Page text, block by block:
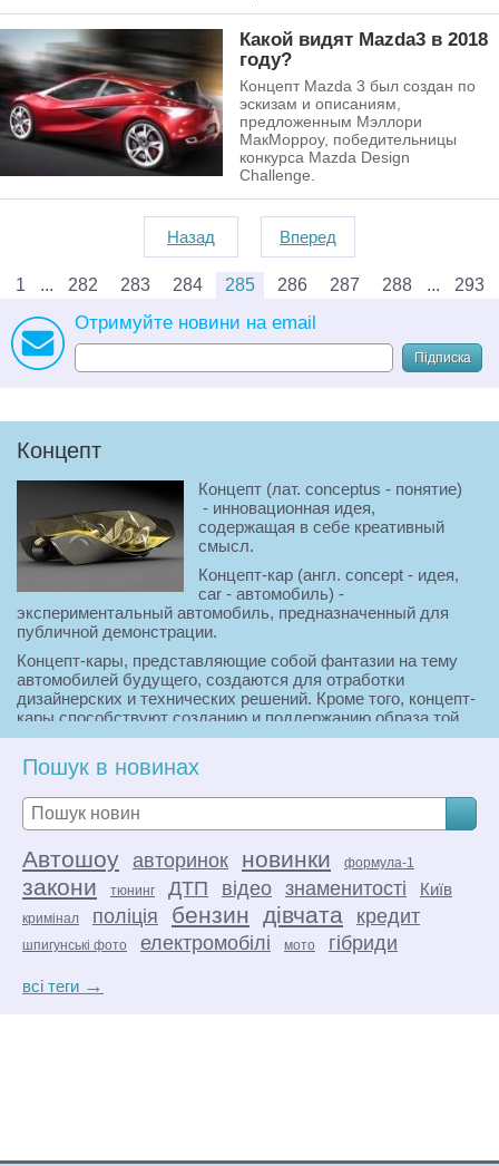
Какой видят Mazda3 в 2018
году?
Концепт Mazda 3 был создан по
эскизам и описаниям,
предложенным Мэллори
МакМорроу, победительницы
конкурса Mazda Design
Challenge.
Назад Вперед
1 282 283 284 285 286 287 288 293
Отримуйте новини на email
Підписка
Концепт
Концепт (лат. conceptus - понятие)
- инновационная идея,
содержащая в себе креативный
смысл.
Концепт-кар (англ. concept - идея,
car - автомобиль) -
экспериментальный автомобиль, предназначенный для
публичной демонстрации.
Концепт-кары, представляющие собой фантазии на тему
автомобилей будущего, создаются для отработки
дизайнерских и технических решений. Кроме того, концепт-
кары способствуют созданию и поддержанию образа той
или иной марки, служат для зондирования общественного
мнения или подготавливают его к радикальным
изменениям в дизайне или технической составляющей,
устанавливают своего рода задел для стимулирования
будущих исследований и разработок.
Пошук в новинах
Автошоу авторинок новинки формула-1
закони тюнинг ДТП відео знаменитості Київ
кримінал поліція бензин дівчата кредит
шпигунські фото електромобілі мото гібриди
всі теги →